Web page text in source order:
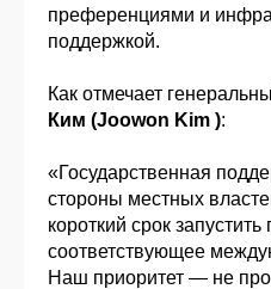
преференциями и
поддержкой.
Как отмечает
Ким (Joowon Kim ):
«Государственная
стороны местных
короткий срок
соответствующее
Наш приоритет — не